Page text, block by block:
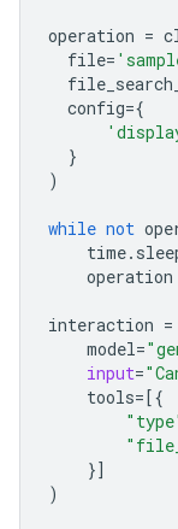
operation =
file=
config={
}
)
while not
time.
operation
interaction =
model=
input=
tools=[{
}]
)